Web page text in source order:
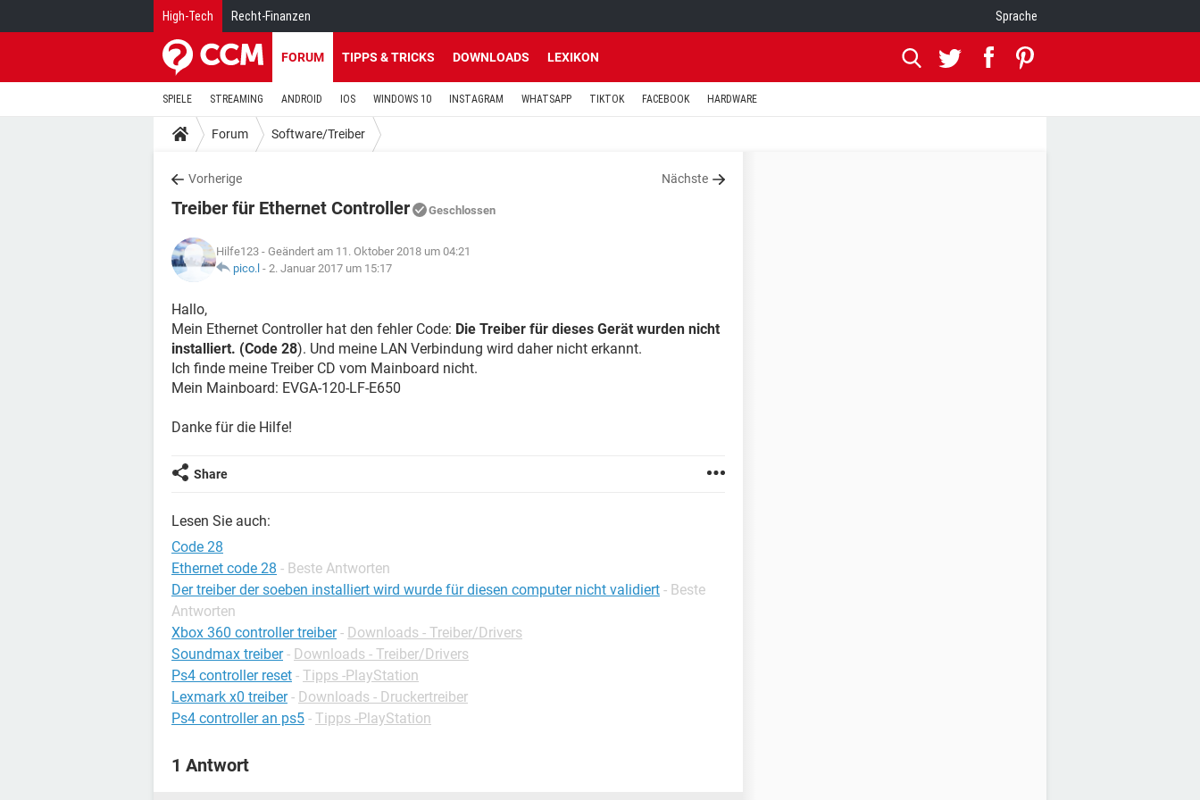
High-Tech Recht-Finanzen Sprache
FORUM TIPPS & TRICKS DOWNLOADS LEXIKON
SPIELE STREAMING ANDROID IOS WINDOWS 10 INSTAGRAM WHATSAPP TIKTOK FACEBOOK HARDWARE
Forum Software/Treiber
Vorherige Nächste
Treiber für Ethernet Controller Geschlossen
Hilfe123 - Geändert am 11. Oktober 2018 um 04:21
pico.l - 2. Januar 2017 um 15:17
Hallo,
Mein Ethernet Controller hat den fehler Code: Die Treiber für dieses Gerät wurden nicht
installiert. (Code 28). Und meine LAN Verbindung wird daher nicht erkannt.
Ich finde meine Treiber CD vom Mainboard nicht.
Mein Mainboard: EVGA-120-LF-E650
Danke für die Hilfe!
Share
Lesen Sie auch:
Code 28
Ethernet code 28 - Beste Antworten
Der treiber der soeben installiert wird wurde für diesen computer nicht validiert - Beste
Antworten
Xbox 360 controller treiber - Downloads - Treiber/Drivers
Soundmax treiber - Downloads - Treiber/Drivers
Ps4 controller reset - Tipps -PlayStation
Lexmark x0 treiber - Downloads - Druckertreiber
Ps4 controller an ps5 - Tipps -PlayStation
1 Antwort